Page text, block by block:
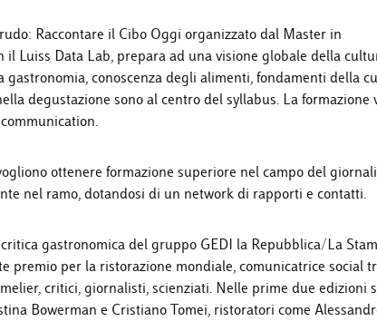
Raccontare il Cibo Oggi organizzato dal Master in
Luiss Data Lab, prepara ad una visione globale della
conoscenza degli alimenti, fondamenti della
degustazione sono al centro del syllabus. La formazione
ottenere formazione superiore nel campo del
nel ramo, dotandosi di un network di rapporti e contatti.
gastronomica del gruppo GEDI la Repubblica/La
premio per la ristorazione mondiale, comunicatrice social
critici, giornalisti, scienziati. Nelle prime due edizioni
Bowerman e Cristiano Tomei, ristoratori come